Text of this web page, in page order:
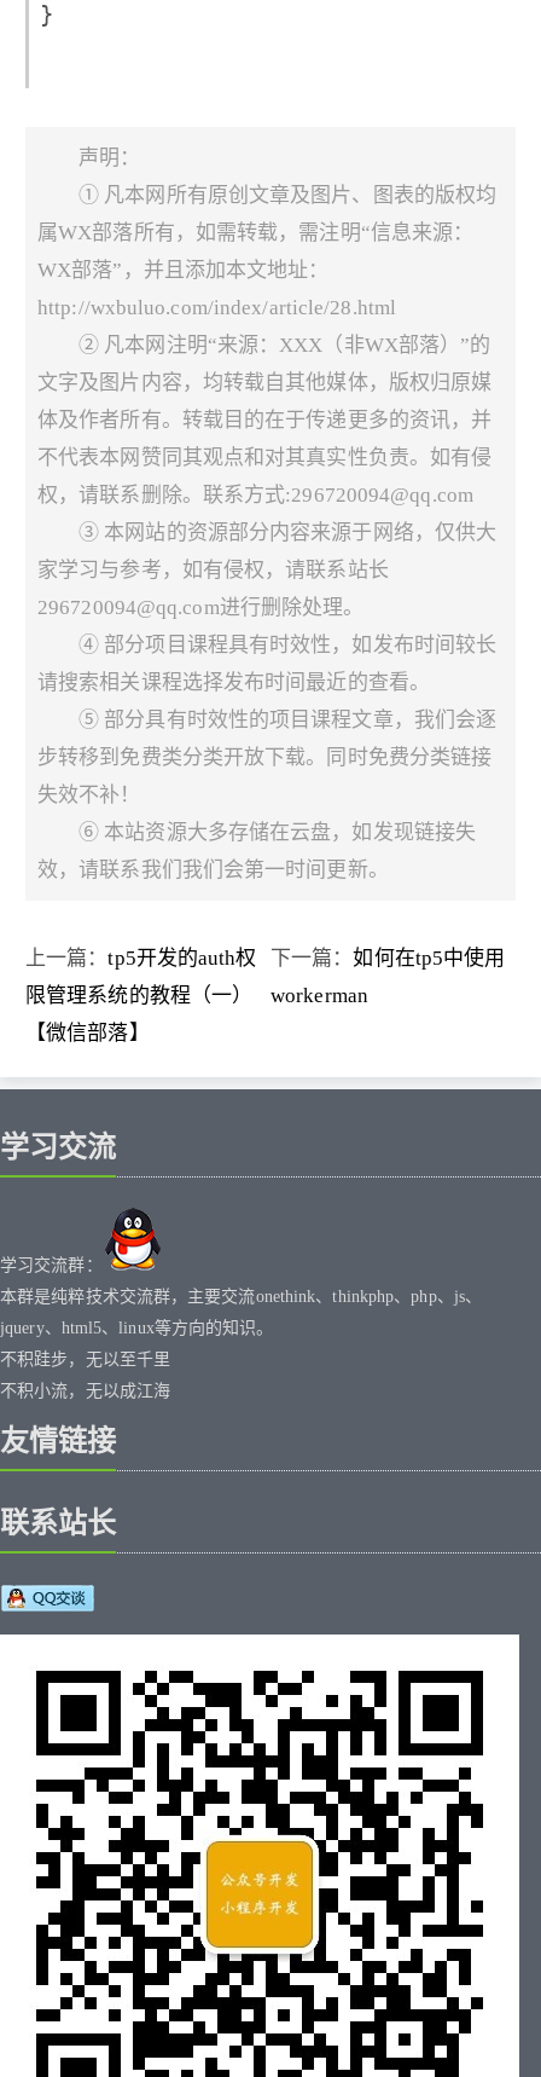
}
声明：
① 凡本网所有原创文章及图片、图表的版权均
属WX部落所有，如需转载，需注明“信息来源：
WX部落”，并且添加本文地址：
http://wxbuluo.com/index/article/28.html
② 凡本网注明“来源：XXX（非WX部落）”的
文字及图片内容，均转载自其他媒体，版权归原媒
体及作者所有。转载目的在于传递更多的资讯，并
不代表本网赞同其观点和对其真实性负责。如有侵
权，请联系删除。联系方式:296720094@qq.com
③ 本网站的资源部分内容来源于网络，仅供大
家学习与参考，如有侵权，请联系站长
296720094@qq.com进行删除处理。
④ 部分项目课程具有时效性，如发布时间较长
请搜索相关课程选择发布时间最近的查看。
⑤ 部分具有时效性的项目课程文章，我们会逐
步转移到免费类分类开放下载。同时免费分类链接
失效不补！
⑥ 本站资源大多存储在云盘，如发现链接失
效，请联系我们我们会第一时间更新。
上一篇：tp5开发的auth权
限管理系统的教程（一）
【微信部落】
下一篇：如何在tp5中使用
workerman
学习交流
学习交流群：
本群是纯粹技术交流群，主要交流onethink、thinkphp、php、js、
jquery、html5、linux等方向的知识。
不积跬步，无以至千里
不积小流，无以成江海
友情链接
联系站长